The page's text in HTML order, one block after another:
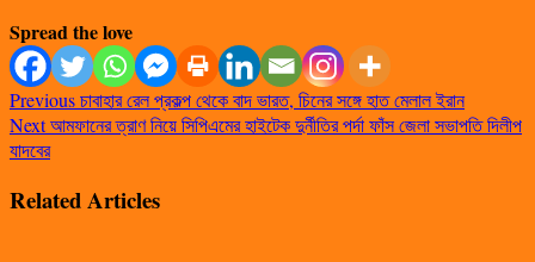
Spread the love
Previousচাবাহার রেল প্রকল্প থেকে বাদ ভারত, চিনের সঙ্গে হাত মেলাল ইরান
Nextআমফানের ত্রাণ নিয়ে সিপিএমের হাইটেক দুর্নীতির পর্দা ফাঁস জেলা সভাপতি দিলীপ
যাদবের
Related Articles